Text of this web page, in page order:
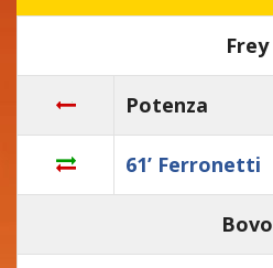
Frey
Potenza
61’ Ferronetti
Bovo